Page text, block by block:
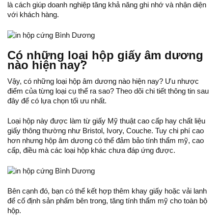
là cách giúp doanh nghiệp tăng khả năng ghi nhớ và nhận diện
với khách hàng.
Có những loại hộp giấy âm dương
nào hiện nay?
Vậy, có những loại hộp âm dương nào hiện nay? Ưu nhược
điểm của từng loại cụ thể ra sao? Theo dõi chi tiết thông tin sau
đây để có lựa chọn tối ưu nhất.
Loại hộp này được làm từ giấy Mỹ thuật cao cấp hay chất liệu
giấy thông thường như Bristol, Ivory, Couche. Tuy chi phí cao
hơn nhưng hộp âm dương có thể đảm bảo tính thẩm mỹ, cao
cấp, điều mà các loại hộp khác chưa đáp ứng được.
Bên cạnh đó, bạn có thể kết hợp thêm khay giấy hoặc vải lanh
để cố định sản phẩm bên trong, tăng tính thẩm mỹ cho toàn bộ
hộp.